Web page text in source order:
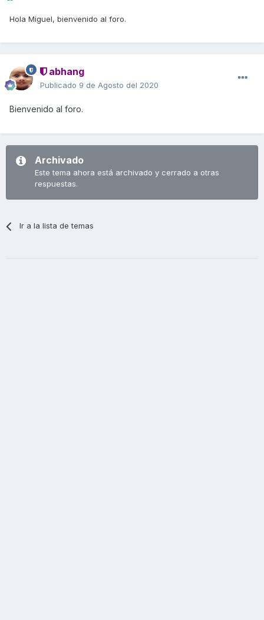
Hola Miguel, bienvenido al foro.
abhang
Publicado 9 de Agosto del 2020
Bienvenido al foro.
Archivado
Este tema ahora está archivado y cerrado a otras
respuestas.
Ir a la lista de temas